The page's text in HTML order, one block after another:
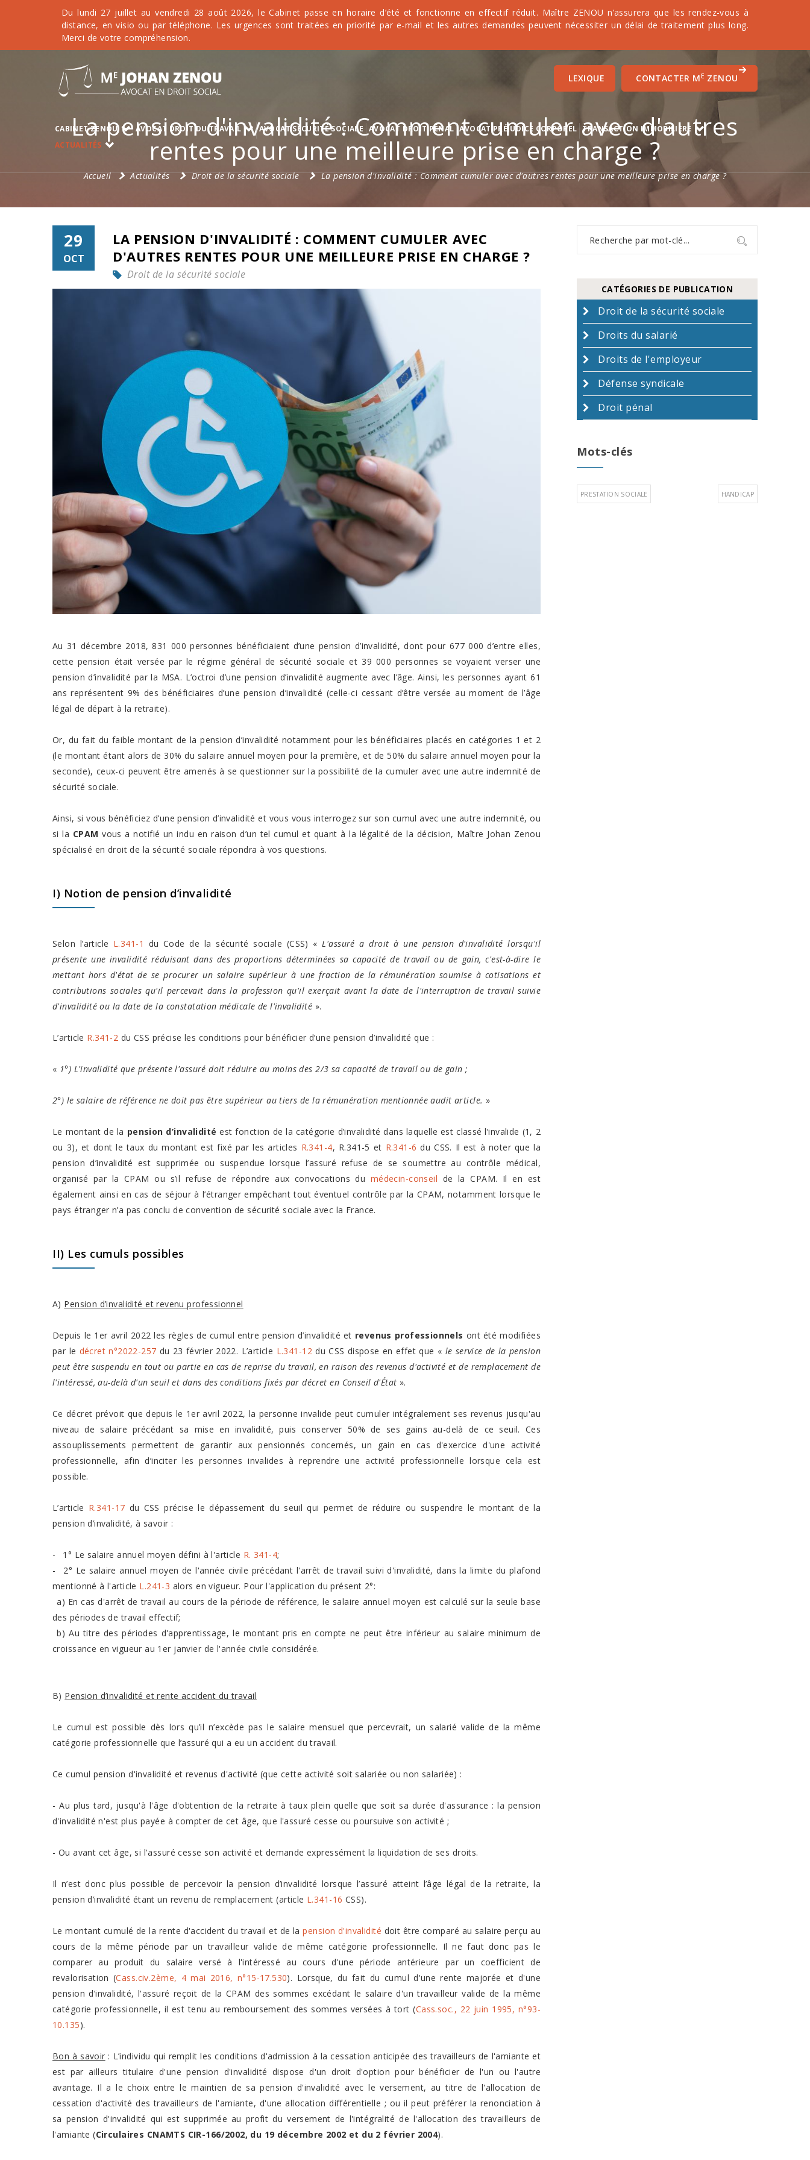
Du lundi 27 juillet au vendredi 28 août 2026, le Cabinet passe en horaire d’été et fonctionne en effectif réduit. Maître ZENOU n’assurera que les rendez-vous à
distance, en visio ou par téléphone. Les urgences sont traitées en priorité par e-mail et les autres demandes peuvent nécessiter un délai de traitement plus long.
Merci de votre compréhension.
CONTACTER ME ZENOU
LEXIQUE
CABINET ZENOU AVOCAT DROIT DU TRAVAIL AVOCAT SÉCURITÉ SOCIALE AVOCAT DROIT PÉNAL AVOCAT PRÉJUDICE CORPOREL TRANSACTION IMMOBILIÈRE
ACTUALITÉS
La pension d'invalidité : Comment cumuler avec d'autres
rentes pour une meilleure prise en charge ?
Accueil Actualités Droit de la sécurité sociale La pension d'invalidité : Comment cumuler avec d'autres rentes pour une meilleure prise en charge ?
29
OCT
LA PENSION D'INVALIDITÉ : COMMENT CUMULER AVEC
D'AUTRES RENTES POUR UNE MEILLEURE PRISE EN CHARGE ?
Droit de la sécurité sociale
Au 31 décembre 2018, 831 000 personnes bénéficiaient d’une pension d’invalidité, dont pour 677 000 d’entre elles,
cette pension était versée par le régime général de sécurité sociale et 39 000 personnes se voyaient verser une
pension d’invalidité par la MSA. L’octroi d’une pension d’invalidité augmente avec l’âge. Ainsi, les personnes ayant 61
ans représentent 9% des bénéficiaires d’une pension d’invalidité (celle-ci cessant d’être versée au moment de l’âge
légal de départ à la retraite).
Or, du fait du faible montant de la pension d’invalidité notamment pour les bénéficiaires placés en catégories 1 et 2
(le montant étant alors de 30% du salaire annuel moyen pour la première, et de 50% du salaire annuel moyen pour la
seconde), ceux-ci peuvent être amenés à se questionner sur la possibilité de la cumuler avec une autre indemnité de
sécurité sociale.
Ainsi, si vous bénéficiez d’une pension d’invalidité et vous vous interrogez sur son cumul avec une autre indemnité, ou
si la CPAM vous a notifié un indu en raison d’un tel cumul et quant à la légalité de la décision, Maître Johan Zenou
spécialisé en droit de la sécurité sociale répondra à vos questions.
I) Notion de pension d’invalidité
Selon l’article L.341-1 du Code de la sécurité sociale (CSS) «L'assuré a droit à une pension d'invalidité lorsqu'il
présente une invalidité réduisant dans des proportions déterminées sa capacité de travail ou de gain, c'est-à-dire le
mettant hors d'état de se procurer un salaire supérieur à une fraction de la rémunération soumise à cotisations et
contributions sociales qu'il percevait dans la profession qu'il exerçait avant la date de l'interruption de travail suivie
d'invalidité ou la date de la constatation médicale de l'invalidité ».
L’article R.341-2 du CSS précise les conditions pour bénéficier d’une pension d’invalidité que :
« 1°) L'invalidité que présente l'assuré doit réduire au moins des 2/3 sa capacité de travail ou de gain ;
2°) le salaire de référence ne doit pas être supérieur au tiers de la rémunération mentionnée audit article. »
Le montant de la pension d’invalidité est fonction de la catégorie d’invalidité dans laquelle est classé l’invalide (1, 2
ou 3), et dont le taux du montant est fixé par les articles R.341-4, R.341-5 et R.341-6 du CSS. Il est à noter que la
pension d’invalidité est supprimée ou suspendue lorsque l’assuré refuse de se soumettre au contrôle médical,
organisé par la CPAM ou s’il refuse de répondre aux convocations du médecin-conseil de la CPAM. Il en est
également ainsi en cas de séjour à l’étranger empêchant tout éventuel contrôle par la CPAM, notamment lorsque le
pays étranger n’a pas conclu de convention de sécurité sociale avec la France.
II) Les cumuls possibles
A) Pension d’invalidité et revenu professionnel
Depuis le 1er avril 2022 les règles de cumul entre pension d’invalidité et revenus professionnels ont été modifiées
par le décret n°2022-257 du 23 février 2022. L’article L.341-12du CSS dispose en effet que « le service de la pension
peut être suspendu en tout ou partie en cas de reprise du travail, en raison des revenus d'activité et de remplacement de
l'intéressé, au-delà d'un seuil et dans des conditions fixés par décret en Conseil d'État ».
Ce décret prévoit que depuis le 1er avril 2022, la personne invalide peut cumuler intégralement ses revenus jusqu'au
niveau de salaire précédant sa mise en invalidité, puis conserver 50% de ses gains au-delà de ce seuil. Ces
assouplissements permettent de garantir aux pensionnés concernés, un gain en cas d'exercice d'une activité
professionnelle, afin d’inciter les personnes invalides à reprendre une activité professionnelle lorsque cela est
possible.
L’article R.341-17 du CSS précise le dépassement du seuil qui permet de réduire ou suspendre le montant de la
pension d’invalidité, à savoir :
- 1° Le salaire annuel moyen défini à l'article R. 341-4;
- 2° Le salaire annuel moyen de l'année civile précédant l'arrêt de travail suivi d'invalidité, dans la limite du plafond
mentionné à l'article L.241-3 alors en vigueur. Pour l'application du présent 2°:
a) En cas d'arrêt de travail au cours de la période de référence, le salaire annuel moyen est calculé sur la seule base
des périodes de travail effectif;
b) Au titre des périodes d'apprentissage, le montant pris en compte ne peut être inférieur au salaire minimum de
croissance en vigueur au 1er janvier de l'année civile considérée.
B) Pension d’invalidité et rente accident du travail
Le cumul est possible dès lors qu’il n’excède pas le salaire mensuel que percevrait, un salarié valide de la même
catégorie professionnelle que l’assuré qui a eu un accident du travail.
Ce cumul pension d'invalidité et revenus d'activité (que cette activité soit salariée ou non salariée) :
- Au plus tard, jusqu'à l'âge d'obtention de la retraite à taux plein quelle que soit sa durée d'assurance : la pension
d'invalidité n'est plus payée à compter de cet âge, que l'assuré cesse ou poursuive son activité ;
- Ou avant cet âge, si l'assuré cesse son activité et demande expressément la liquidation de ses droits.
Il n’est donc plus possible de percevoir la pension d’invalidité lorsque l’assuré atteint l’âge légal de la retraite, la
pension d’invalidité étant un revenu de remplacement (article L.341-16 CSS).
Le montant cumulé de la rente d'accident du travail et de lapension d'invalidité doit être comparé au salaire perçu au
cours de la même période par un travailleur valide de même catégorie professionnelle. Il ne faut donc pas le
comparer au produit du salaire versé à l'intéressé au cours d'une période antérieure par un coefficient de
revalorisation (Cass.civ.2ème, 4 mai 2016, n°15-17.530). Lorsque, du fait du cumul d'une rente majorée et d'une
pension d’invalidité, l'assuré reçoit de la CPAM des sommes excédant le salaire d'un travailleur valide de la même
catégorie professionnelle, il est tenu au remboursement des sommes versées à tort (Cass.soc., 22 juin 1995, n°93-
10.135).
Bon à savoir : L’individu qui remplit les conditions d'admission à la cessation anticipée des travailleurs de l'amiante et
est par ailleurs titulaire d'une pension d'invalidité dispose d'un droit d'option pour bénéficier de l'un ou l'autre
avantage. Il a le choix entre le maintien de sa pension d'invalidité avec le versement, au titre de l'allocation de
cessation d'activité des travailleurs de l'amiante, d'une allocation différentielle ; ou il peut préférer la renonciation à
sa pension d'invalidité qui est supprimée au profit du versement de l'intégralité de l'allocation des travailleurs de
l'amiante (Circulaires CNAMTS CIR-166/2002, du 19 décembre 2002 et du 2 février 2004).
CATÉGORIES DE PUBLICATION
Droit de la sécurité sociale
Droits du salarié
Droits de l'employeur
Défense syndicale
Droit pénal
Mots-clés
PRESTATION SOCIALE HANDICAP